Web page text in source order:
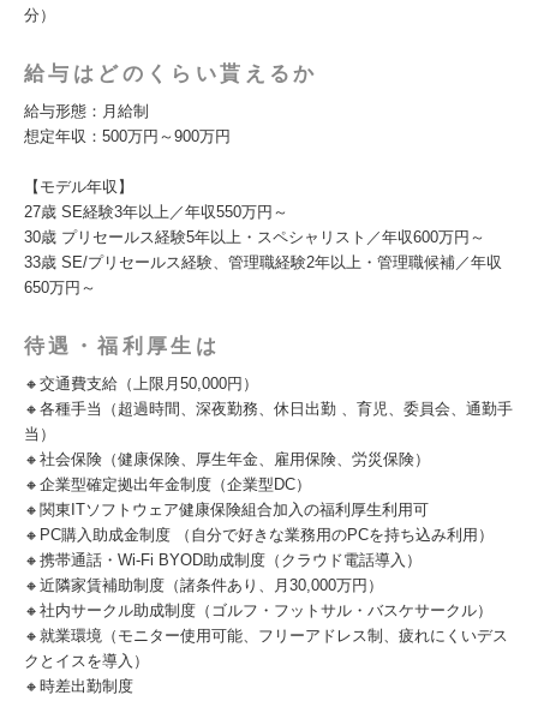
分）
給与はどのくらい貰えるか
給与形態：月給制
想定年収：500万円～900万円
【モデル年収】
27歳 SE経験3年以上／年収550万円～
30歳 プリセールス経験5年以上・スペシャリスト／年収600万円～
33歳 SE/プリセールス経験、管理職経験2年以上・管理職候補／年収
650万円～
待遇・福利厚生は
🔸交通費支給（上限月50,000円）
🔸各種手当（超過時間、深夜勤務、休日出勤 、育児、委員会、通勤手
当）
🔸社会保険（健康保険、厚生年金、雇用保険、労災保険）
🔸企業型確定拠出年金制度（企業型DC）
🔸関東ITソフトウェア健康保険組合加入の福利厚生利用可
🔸PC購入助成金制度 （自分で好きな業務用のPCを持ち込み利用）
🔸携帯通話・Wi-Fi BYOD助成制度（クラウド電話導入）
🔸近隣家賃補助制度（諸条件あり、月30,000万円）
🔸社内サークル助成制度（ゴルフ・フットサル・バスケサークル）
🔸就業環境（モニター使用可能、フリーアドレス制、疲れにくいデス
クとイスを導入）
🔸時差出勤制度